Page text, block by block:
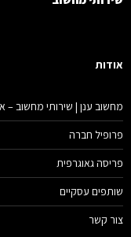
ענן | שירותי מחשוב – אדום
חברה
גאוגרפית
עסקיים
קשר